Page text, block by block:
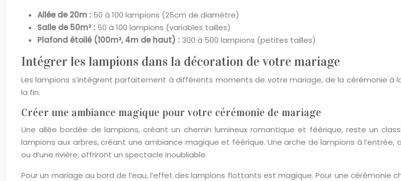
Allée de 20m : 50 à 100 lampions (25cm de diamètre)
Salle de 50m² : 50 à 100 lampions (variables tailles)
Plafond étoilé (100m², 4m de haut) : 300 à 500 lampions (petites tailles)
Intégrer les lampions dans la décoration de votre mariage
Les lampions s’intègrent parfaitement à différents moments de votre mariage, de la cérémonie
la fin.
Créer une ambiance magique pour votre cérémonie de mariage
Une allée bordée de lampions, créant un chemin lumineux romantique et féérique, reste un
lampions aux arbres, créant une ambiance magique et féérique. Une arche de lampions à
ou d’une rivière, offriront un spectacle inoubliable.
Pour un mariage au bord de l’eau, l’effet des lampions flottants est magique. Pour une cérémonie